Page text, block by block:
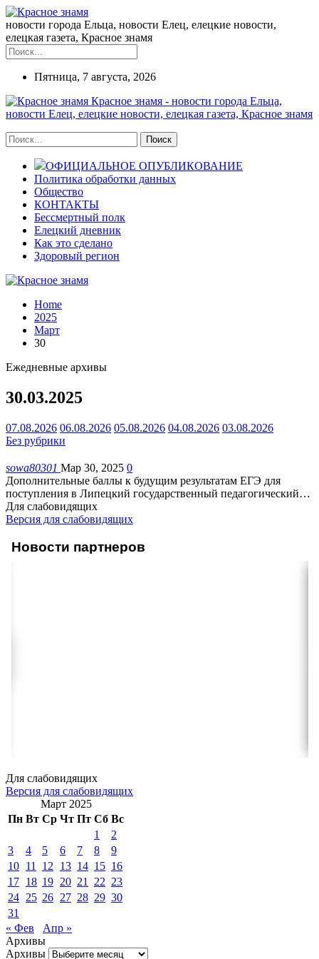
новости города Ельца, новости Елец, елецкие новости,
елецкая газета, Красное знамя
Пятница, 7 августа, 2026
Красное знамя - новости города Ельца,
новости Елец, елецкие новости, елецкая газета, Красное знамя
ОФИЦИАЛЬНОЕ ОПУБЛИКОВАНИЕ
Политика обработки данных
Общество
КОНТАКТЫ
Бессмертный полк
Елецкий дневник
Как это сделано
Здоровый регион
Home
2025
Март
30
Ежедневные архивы
30.03.2025
07.08.2026 06.08.2026 05.08.2026 04.08.2026 03.08.2026
Без рубрики
sowa80301 Мар 30, 2025 0
Дополнительные баллы к будущим результатам ЕГЭ для
поступления в Липецкий государственный педагогический…
Для слабовидящих
Версия для слабовидящих
Новости партнеров
Для слабовидящих
Версия для слабовидящих
Март 2025
Пн Вт Ср Чт Пт Сб Вс
1
2
3
4 5 6 7 8
9
10 11 12 13 14 15 16
17 18 19 20 21 22 23
24 25 26 27 28 29 30
31
« Фев
Апр »
Архивы
Архивы